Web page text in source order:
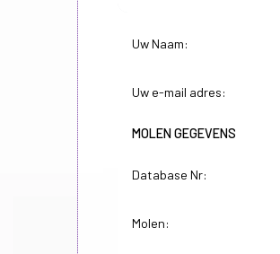
Uw Naam:
Uw e-mail adres:
MOLEN GEGEVENS
Database Nr:
Molen: